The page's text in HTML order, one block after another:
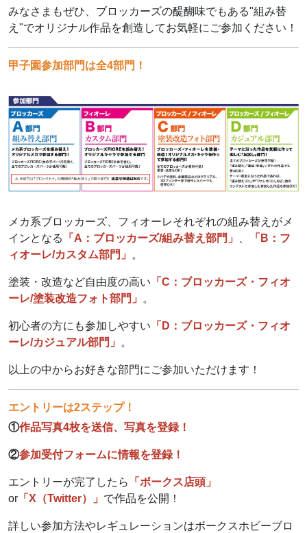
みなさまもぜひ、ブロッカーズの醍醐味でもある"組み替
え"でオリジナル作品を創造してお気軽にご参加ください！
甲子園参加部門は全4部門！
メカ系ブロッカーズ、フィオーレそれぞれの組み替えがメ
インとなる
「A：ブロッカーズ/組み替え部門」
「B：フ
ィオーレ/カスタム部門」 。
塗装・改造など自由度の高い 「C：ブロッカーズ・フィオ
ーレ/塗装改造フォト部門」 。
初心者の方にも参加しやすい 「D：ブロッカーズ・フィオ
ーレ/カジュアル部門」 。
以上の中からお好きな部門にご参加いただけます！
エントリーは2ステップ！
①作品写真4枚を送信、写真を登録！
②参加受付フォームに情報を登録！
エントリーが完了したら
「ボークス店頭」
or 「X（Twitter）」 で作品を公開！
詳しい参加方法やレギュレーションはボークスホビーブロ